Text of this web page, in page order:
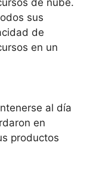
de nube.
sus
de
en un
al día
en
productos